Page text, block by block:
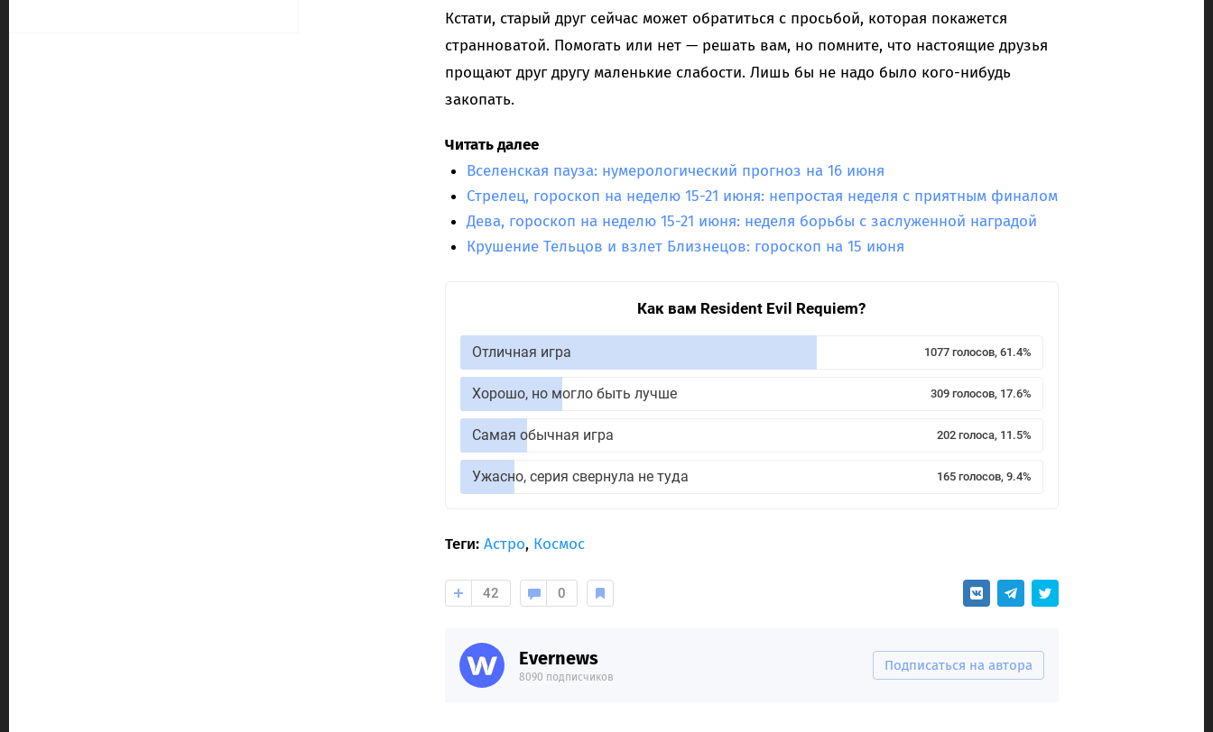
Кстати, старый друг сейчас может обратиться с просьбой, которая покажется
странноватой. Помогать или нет — решать вам, но помните, что настоящие друзья
прощают друг другу маленькие слабости. Лишь бы не надо было кого-нибудь
закопать.
Читать далее
Вселенская пауза: нумерологический прогноз на 16 июня
Стрелец, гороскоп на неделю 15-21 июня: непростая неделя с приятным финалом
Дева, гороскоп на неделю 15-21 июня: неделя борьбы с заслуженной наградой
Крушение Тельцов и взлет Близнецов: гороскоп на 15 июня
Как вам Resident Evil Requiem?
Отличная игра 1077 голосов, 61.4%
Хорошо, но могло быть лучше 309 голосов, 17.6%
Самая обычная игра 202 голоса, 11.5%
Ужасно, серия свернула не туда 165 голосов, 9.4%
Теги: Астро, Космос
42 0
Evernews
8090 подписчиков
Подписаться на автора